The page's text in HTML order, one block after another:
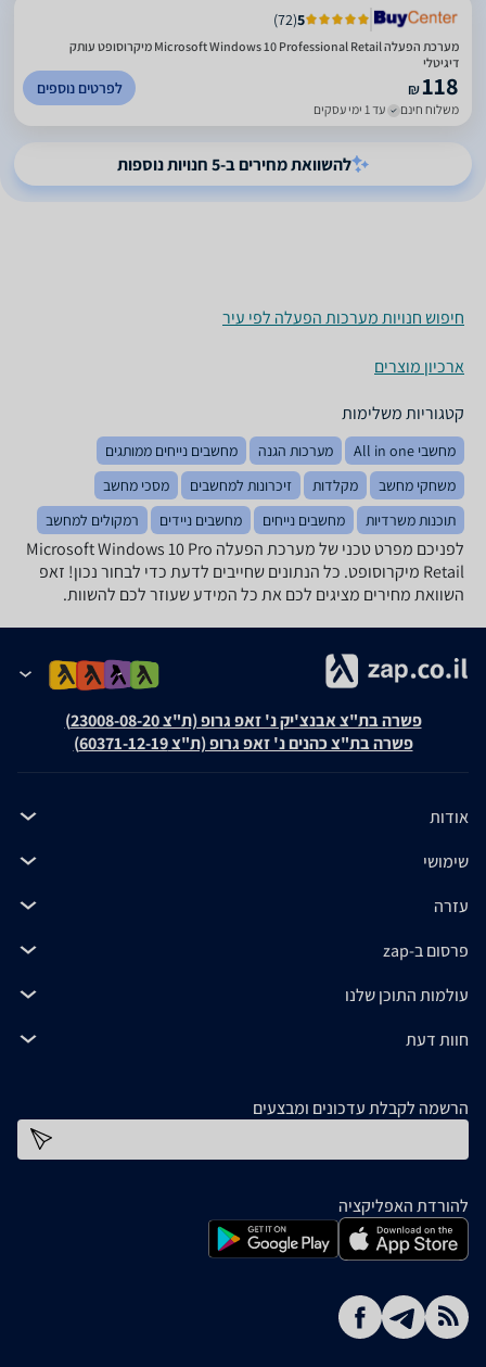
5
(
72
)
מערכת הפעלה Microsoft Windows 10 Professional Retail מיקרוסופט עותק
דיגיטלי
₪118
משלוח חינם עד 1 ימי עסקים
לפרטים נוספים
להשוואת מחירים ב-5 חנויות נוספות
חיפוש חנויות מערכות הפעלה לפי עיר
ארכיון מוצרים
קטגוריות משלימות
מחשבי All in one מערכות הגנה
מחשבים נייחים ממותגים
משחקי מחשב
מקלדות זיכרונות למחשבים
מסכי מחשב
תוכנות משרדיות
מחשבים נייחים מחשבים ניידים רמקולים למחשב
לפניכם מפרט טכני של מערכת הפעלה Microsoft Windows 10 Pro
Retail מיקרוסופט. כל הנתונים שחייבים לדעת כדי לבחור נכון! זאפ
השוואת מחירים מציגים לכם את כל המידע שעוזר לכם להשוות.
פשרה בת"צ אבנצ'יק נ' זאפ גרופ (ת"צ 23008-08-20)
פשרה בת"צ כהנים נ' זאפ גרופ (ת"צ 60371-12-19)
אודות
שימושי
עזרה
פרסום ב-zap
עולמות התוכן שלנו
חוות דעת
הרשמה לקבלת עדכונים ומבצעים
להורדת האפליקציה